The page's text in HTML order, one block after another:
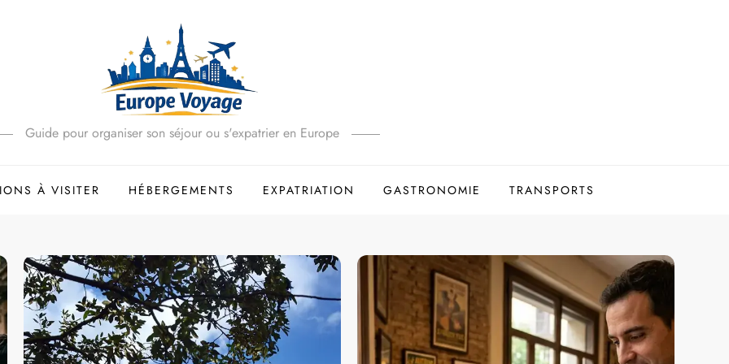
Guide pour organiser son séjour ou s'expatrier en Europe